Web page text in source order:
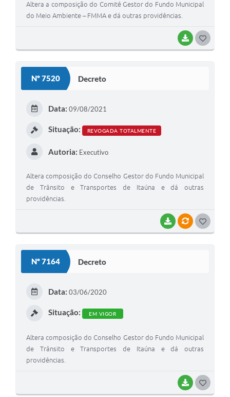
BAIXAR
Altera a composição do Comitê Gestor do Fundo Municipal
do Meio Ambiente – FMMA e dá outras providências.
Nº 7520 Decreto
BAIXARVÍNCULOS
Data: 09/08/2021
Situação: REVOGADA TOTALMENTE
Autoria: Executivo
Altera composição do Conselho Gestor do Fundo Municipal
de Trânsito e Transportes de Itaúna e dá outras
providências.
Nº 7164 Decreto
BAIXAR
Data: 03/06/2020
Situação: EM VIGOR
Altera composição do Conselho Gestor do Fundo Municipal
de Trânsito e Transportes de Itaúna e dá outras
providências.